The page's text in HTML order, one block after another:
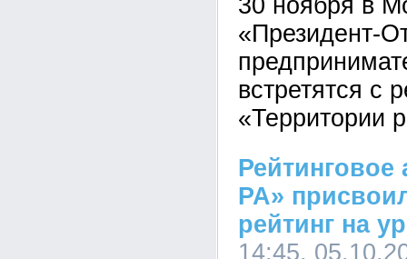
30 ноября в
«Президент-
встретятся с
«Территории
Рейтинговое
РА»
рейтинг на
14:45,